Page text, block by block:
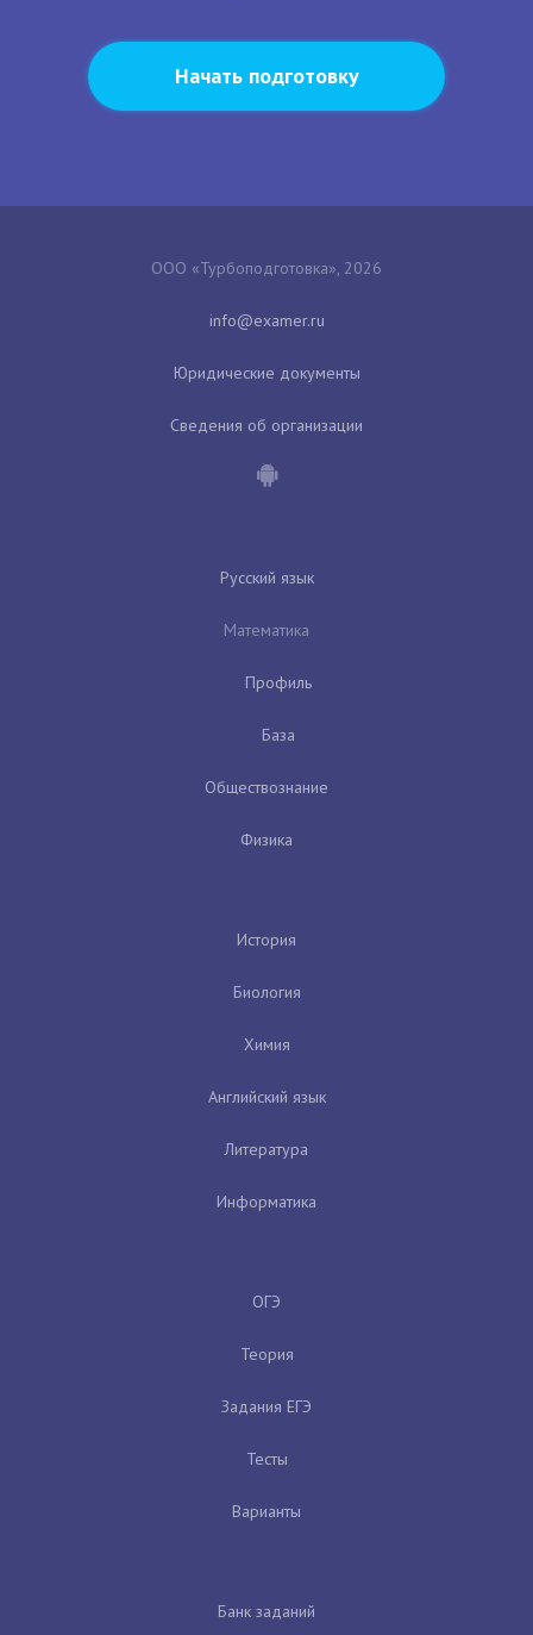
Начать подготовку
ООО «Турбоподготовка», 2026
Юридические документы
Сведения об организации
Русский язык
Математика
Профиль
База
Обществознание
Физика
История
Биология
Химия
Английский язык
Литература
Информатика
ОГЭ
Теория
Задания ЕГЭ
Тесты
Варианты
Банк заданий